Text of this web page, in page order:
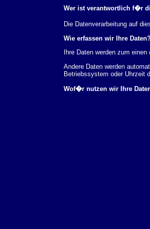
Wer ist verantwortlich f�r
Die Datenverarbeitung auf
Wie erfassen wir Ihre
Ihre Daten werden zum
Andere Daten werden
Betriebssystem oder Uhrzeit
Wof�r nutzen wir Ihre